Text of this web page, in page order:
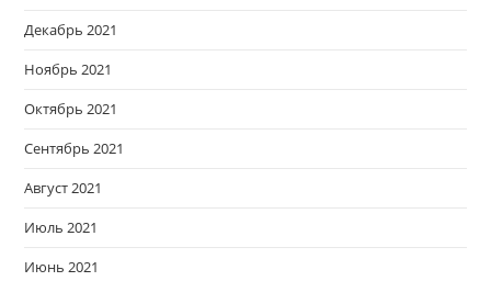
Декабрь 2021
Ноябрь 2021
Октябрь 2021
Сентябрь 2021
Август 2021
Июль 2021
Июнь 2021